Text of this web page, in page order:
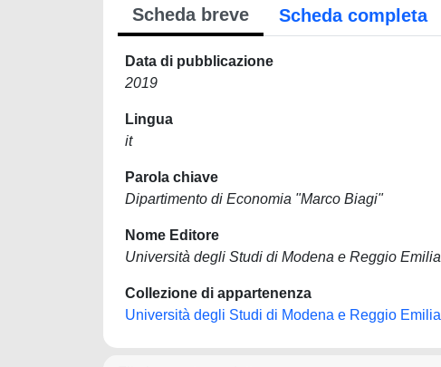
Scheda breve Scheda completa
Data di pubblicazione
2019
Lingua
it
Parola chiave
Dipartimento di Economia "Marco Biagi"
Nome Editore
Università degli Studi di Modena e Reggio Emilia
Collezione di appartenenza
Università degli Studi di Modena e Reggio Emilia